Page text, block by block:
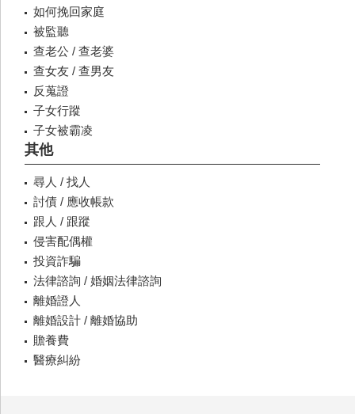
如何挽回家庭
被監聽
查老公 / 查老婆
查女友 / 查男友
反蒐證
子女行蹤
子女被霸凌
其他
尋人 / 找人
討債 / 應收帳款
跟人 / 跟蹤
侵害配偶權
投資詐騙
法律諮詢 / 婚姻法律諮詢
離婚證人
離婚設計 / 離婚協助
贍養費
醫療糾紛